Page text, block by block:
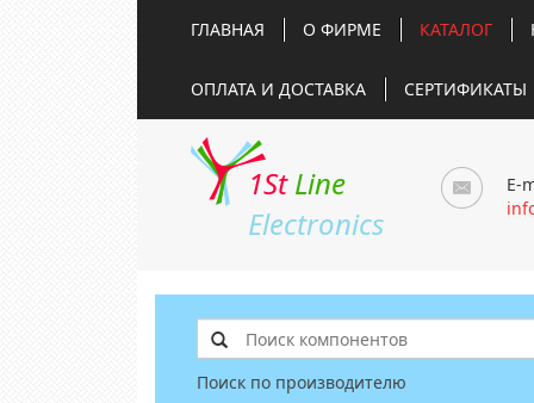
ГЛАВНАЯ О ФИРМЕ КАТАЛОГ
ОПЛАТА И ДОСТАВКА СЕРТИФИКАТЫ
1St Line
Electronics
E-
Поиск по производителю